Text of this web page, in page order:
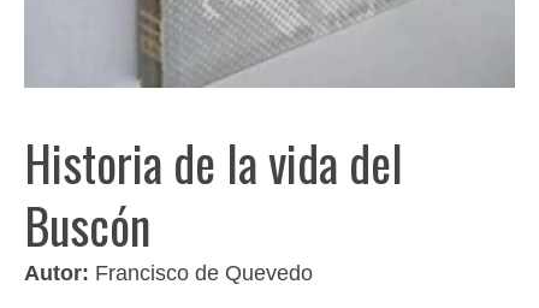
Historia de la vida del
Buscón
Autor: Francisco de Quevedo